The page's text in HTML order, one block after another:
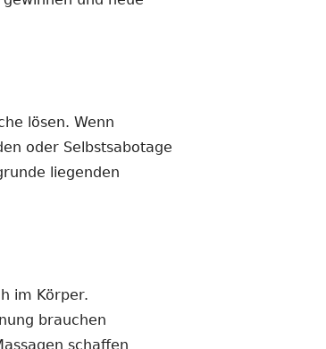
lösen. Wenn
oder Selbstsabotage
liegenden
im Körper.
brauchen
schaffen